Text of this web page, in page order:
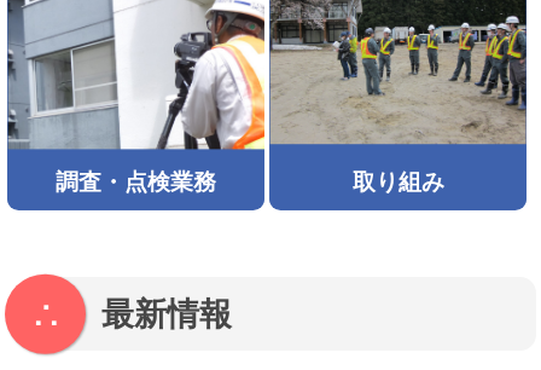
調査・点検業務 取り組み
最新情報